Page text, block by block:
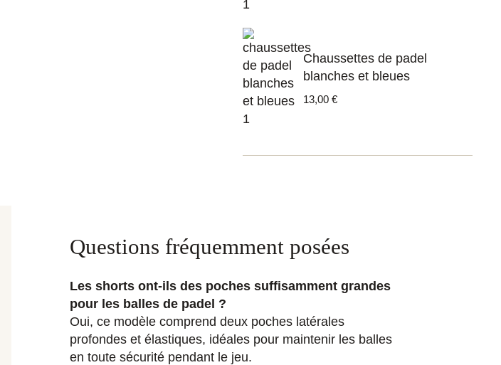
Chaussettes de padel
blanches et bleues
13,00 €
Questions fréquemment posées
Les shorts ont-ils des poches suffisamment grandes
pour les balles de padel ?
Oui, ce modèle comprend deux poches latérales
profondes et élastiques, idéales pour maintenir les balles
en toute sécurité pendant le jeu.